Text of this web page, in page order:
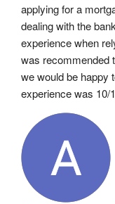
applying for a
dealing with the
experience when
was recommended
we would be happy
experience was 10/